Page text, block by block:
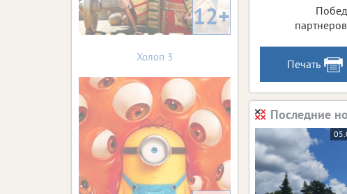
Печать
Последние
12+
Холоп 3